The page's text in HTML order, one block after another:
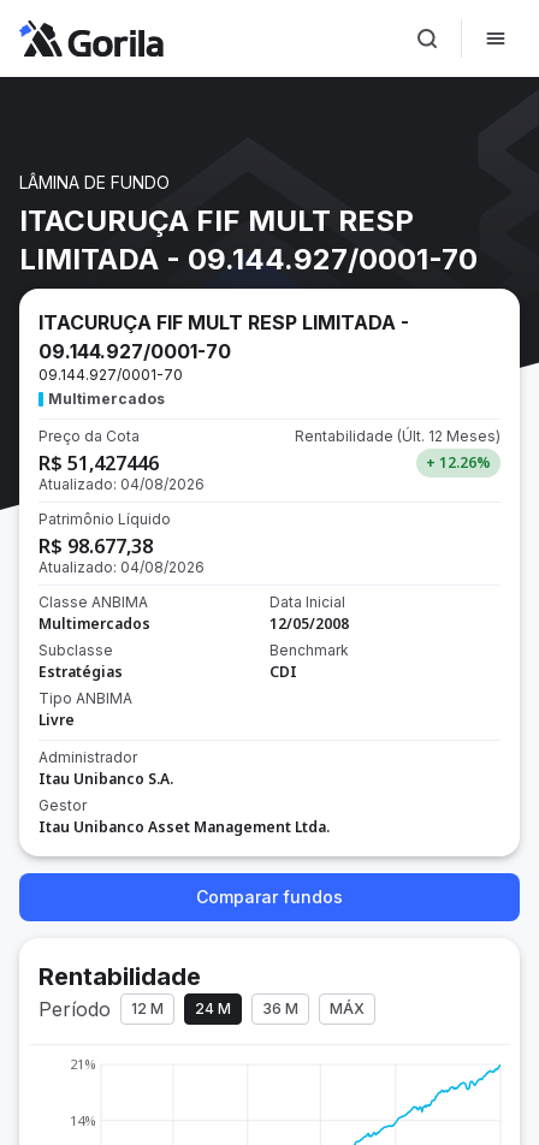
LÂMINA DE FUNDO
ITACURUÇA FIF MULT RESP
LIMITADA - 09.144.927/0001-70
ITACURUÇA FIF MULT RESP LIMITADA -
09.144.927/0001-70
09.144.927/0001-70
Multimercados
Preço da Cota
R$ 51,427446
Atualizado: 04/08/2026
Rentabilidade (Últ. 12 Meses)
+ 12.26%
Patrimônio Líquido
R$ 98.677,38
Atualizado: 04/08/2026
Classe ANBIMA
Multimercados
Subclasse
Estratégias
Tipo ANBIMA
Livre
Data Inicial
12/05/2008
Benchmark
CDI
Administrador
Itau Unibanco S.A.
Gestor
Itau Unibanco Asset Management Ltda.
Comparar fundos
Rentabilidade
Período 12 M 24 M 36 M MÁX
14%
21%